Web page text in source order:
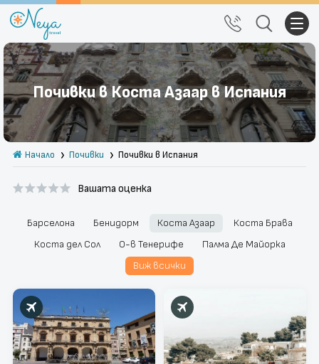
Почивки
Екскурзии
Тръгване от Варна
Екзотика
Почивки в България
Круизи
Празници
За нас
Правила за сайта
Политика за
поверителност
Блог
Контакти
Почивки в Коста Азаар в Испания
Начало Почивки Почивки в Испания
Вашата оценка
Барселона Бенидорм Коста Азаар
Коста Брава
Коста дел Сол
О-в Тенерифе
Палма Де Майорка
Виж всички